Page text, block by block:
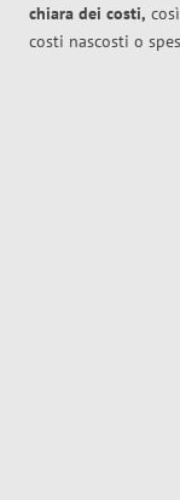
chiara dei costi,
costi nascosti o